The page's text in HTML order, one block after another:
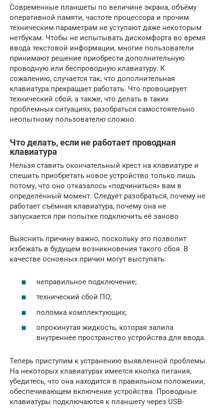
Современные планшеты по величине экрана, объёму
оперативной памяти, частоте процессора и прочим
техническим параметрам не уступают даже некоторым
нетбукам. Чтобы не испытывать дискомфорта во время
ввода текстовой информации, многие пользователи
принимают решение приобрести дополнительную
проводную или беспроводную клавиатуру. К
сожалению, случается так, что дополнительная
клавиатура прекращает работать. Что провоцирует
технический сбой, а также, что делать в таких
проблемных ситуациях, разобраться самостоятельно
неопытному пользователю сложно.
Что делать, если не работает проводная
клавиатура
Нельзя ставить окончательный крест на клавиатуре и
спешить приобретать новое устройство только лишь
потому, что оно отказалось «подчиниться» вам в
определённый момент. Следует разобраться, почему не
работает съёмная клавиатура, почему она не
запускается при попытке подключить её заново
Выяснить причину важно, поскольку это позволит
избежать в будущем возникновения такого сбоя. В
качестве основных причин могут выступать:
неправильное подключение;
технический сбой ПО;
поломка комплектующих;
опрокинутая жидкость, которая залила
внутреннее пространство устройства для ввода.
Теперь приступим к устранению выявленной проблемы.
На некоторых клавиатурах имеется кнопка питания,
убедитесь, что она находится в правильном положении,
обеспечивающем включение устройства. Проводные
клавиатуры подключаются к планшету через USB-